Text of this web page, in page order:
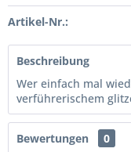
Artikel-Nr.:
Beschreibung
Wer einfach mal
verführerischem
Bewertungen
0